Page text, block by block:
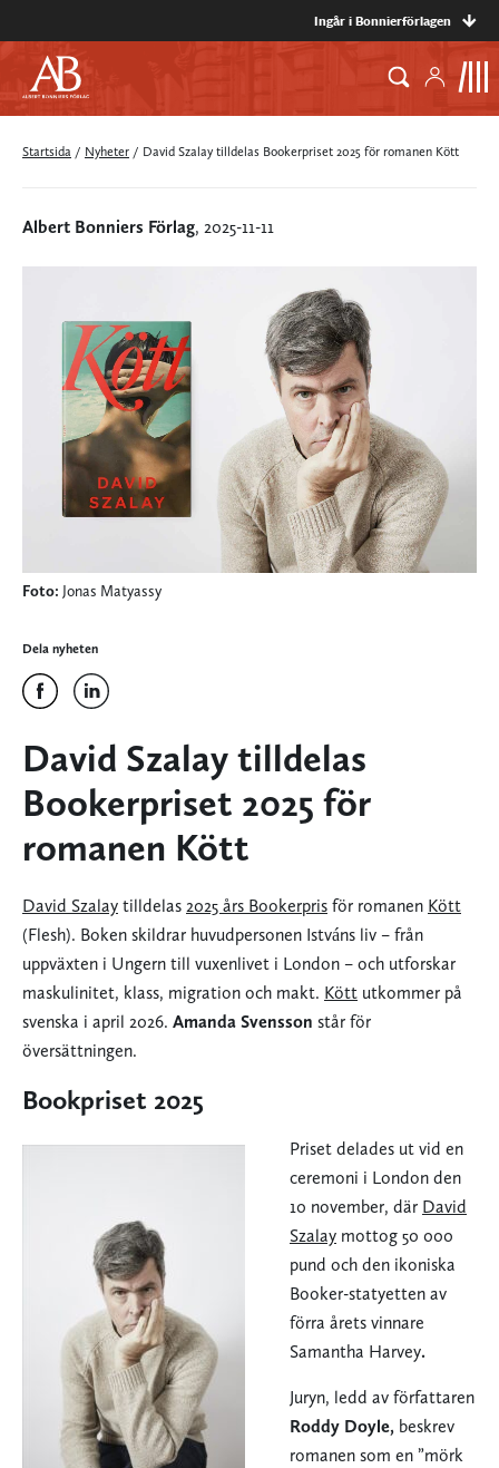
Ingår i Bonnierförlagen
Startsida / Nyheter / David Szalay tilldelas Bookerpriset 2025 för romanen Kött
Albert Bonniers Förlag, 2025-11-11
Foto: Jonas Matyassy
Dela nyheten
David Szalay tilldelas
Bookerpriset 2025 för
romanen Kött
David Szalay tilldelas 2025 års Bookerpris för romanen Kött
(Flesh). Boken skildrar huvudpersonen Istváns liv – från
uppväxten i Ungern till vuxenlivet i London – och utforskar
maskulinitet, klass, migration och makt. Kött utkommer på
svenska i april 2026. Amanda Svensson står för
översättningen.
Bookpriset 2025
Priset delades ut vid en
ceremoni i London den
10 november, där David
Szalay mottog 50 000
pund och den ikoniska
Booker-statyetten av
förra årets vinnare
Samantha Harvey.
Juryn, ledd av författaren
Roddy Doyle, beskrev
romanen som en ”mörk